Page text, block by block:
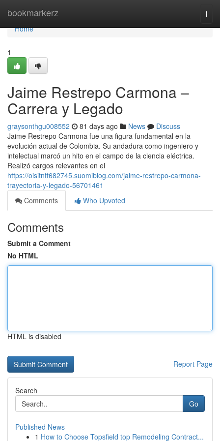
bookmarkerz
Home
Home
1
Jaime Restrepo Carmona –
Carrera y Legado
graysonthgu008552 81 days ago News
Discuss
Jaime Restrepo Carmona fue una figura fundamental en la
evolución actual de Colombia. Su andadura como ingeniero y
intelectual marcó un hito en el campo de la ciencia eléctrica.
Realizó cargos relevantes en el
https://oisitntf682745.suomiblog.com/jaime-restrepo-carmona-
trayectoria-y-legado-56701461
Comments
Who Upvoted
Comments
Submit a Comment
No HTML
HTML is disabled
Report Page
Search
Go
Published News
1 How to Choose Topsfield top Remodeling Contract...